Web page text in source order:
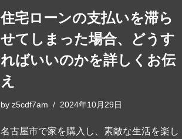
住宅ローンの支払いを滞ら
せてしまった場合、どうす
ればいいのかを詳しくお伝
え
by z5cdf7am 2024年10月29日
名古屋市で家を購入し、素敵な生活を楽し